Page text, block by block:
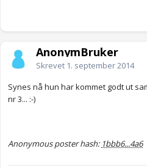
AnonymBruker
Skrevet 1. september 2014
Synes nå hun har kommet godt ut
nr 3... :-)
Anonymous poster hash: 1bbb6...4a6